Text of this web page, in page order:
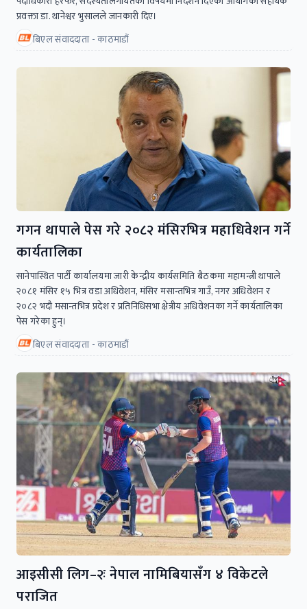
प्रवक्ता डा. थानेश्वर भुसालले जानकारी दिए।
बिएल संवाददाता - काठमाडौं
गगन थापाले पेस गरे २०८२ मंसिरभित्र महाधिवेशन गर्ने
कार्यतालिका
सानेपास्थित पार्टी कार्यालयमा जारी केन्द्रीय कार्यसमिति बैठकमा महामन्त्री थापाले
२०८१ मंसिर १५ भित्र वडा अधिवेशन, मंसिर मसान्तभित्र गाउँ, नगर अधिवेशन र
२०८२ भदौ मसान्तभित्र प्रदेश र प्रतिनिधिसभा क्षेत्रीय अधिवेशनका गर्ने कार्यतालिका
पेस गरेका हुन्।
बिएल संवाददाता - काठमाडौं
आइसीसी लिग–२ः नेपाल नामिबियासँग ४ विकेटले
पराजित